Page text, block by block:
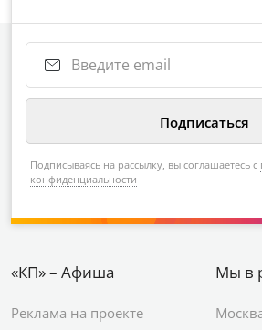
Подписываясь на рассылку, вы соглашаетесь с
конфиденциальности
«КП» – Афиша
Реклама на проекте
Мы в